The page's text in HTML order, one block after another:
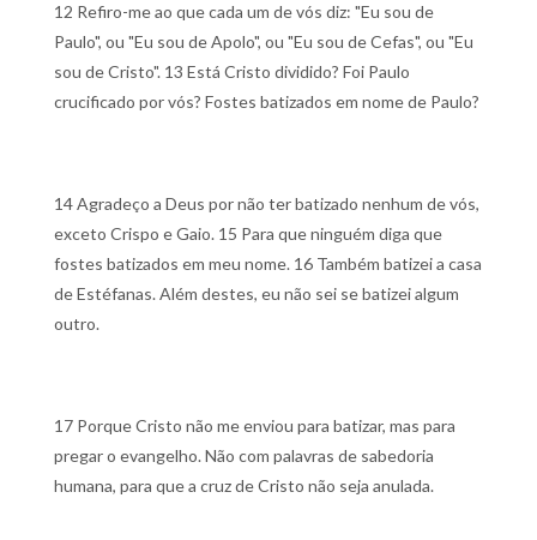
12 Refiro-me ao que cada um de vós diz: "Eu sou de
Paulo", ou "Eu sou de Apolo", ou "Eu sou de Cefas", ou "Eu
sou de Cristo". 13 Está Cristo dividido? Foi Paulo
crucificado por vós? Fostes batizados em nome de Paulo?
14 Agradeço a Deus por não ter batizado nenhum de vós,
exceto Crispo e Gaio. 15 Para que ninguém diga que
fostes batizados em meu nome. 16 Também batizei a casa
de Estéfanas. Além destes, eu não sei se batizei algum
outro.
17 Porque Cristo não me enviou para batizar, mas para
pregar o evangelho. Não com palavras de sabedoria
humana, para que a cruz de Cristo não seja anulada.